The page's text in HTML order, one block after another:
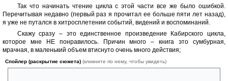
Так что начинать чтение цикла с этой части все же было ошибкой.
Перечитывая недавно (первый раз я прочитал ее больше пяти лет назад),
я уже не путался в хитросплетении событий, видений и воспоминаний.
Скажу сразу – это единственное произведение Кабирского цикла,
которое мне НЕ понравилось. Причин много – книга это сумбурная,
мрачная, в маленький объем втиснуто очень много действия;
Спойлер (раскрытие сюжета) (кликните по нему, чтобы увидеть)